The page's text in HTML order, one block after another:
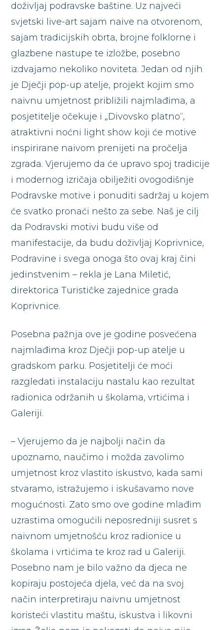
doživljaj podravske baštine. Uz najveći
svjetski live-art sajam naive na otvorenom,
sajam tradicijskih obrta, brojne folklorne i
glazbene nastupe te izložbe, posebno
izdvajamo nekoliko noviteta. Jedan od njih
je Dječji pop-up atelje, projekt kojim smo
naivnu umjetnost približili najmlađima, a
posjetitelje očekuje i „Divovsko platno“,
atraktivni noćni light show koji će motive
inspirirane naivom prenijeti na pročelja
zgrada. Vjerujemo da će upravo spoj tradicije
i modernog izričaja obilježiti ovogodišnje
Podravske motive i ponuditi sadržaj u kojem
će svatko pronaći nešto za sebe. Naš je cilj
da Podravski motivi budu više od
manifestacije, da budu doživljaj Koprivnice,
Podravine i svega onoga što ovaj kraj čini
jedinstvenim – rekla je Lana Miletić,
direktorica Turističke zajednice grada
Koprivnice.
Posebna pažnja ove je godine posvećena
najmlađima kroz Dječji pop-up atelje u
gradskom parku. Posjetitelji će moći
razgledati instalaciju nastalu kao rezultat
radionica održanih u školama, vrtićima i
Galeriji.
– Vjerujemo da je najbolji način da
upoznamo, naučimo i možda zavolimo
umjetnost kroz vlastito iskustvo, kada sami
stvaramo, istražujemo i iskušavamo nove
mogućnosti. Zato smo ove godine mlađim
uzrastima omogućili neposredniji susret s
naivnom umjetnošću kroz radionice u
školama i vrtićima te kroz rad u Galeriji.
Posebno nam je bilo važno da djeca ne
kopiraju postojeća djela, već da na svoj
način interpretiraju naivnu umjetnost
koristeći vlastitu maštu, iskustva i likovni